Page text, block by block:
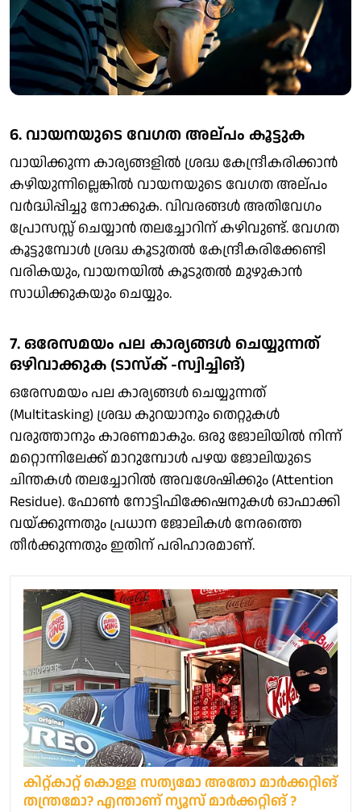
6. വായനയുടെ വേഗത അല്പം കൂട്ടുക
വായിക്കുന്ന കാര്യങ്ങളിൽ ശ്രദ്ധ കേന്ദ്രീകരിക്കാൻ
കഴിയുന്നില്ലെങ്കിൽ വായനയുടെ വേഗത അല്പം
വർദ്ധിപ്പിച്ചു നോക്കുക. വിവരങ്ങൾ അതിവേഗം
പ്രോസസ്സ് ചെയ്യാൻ തലച്ചോറിന് കഴിവുണ്ട്. വേഗത
കൂട്ടുമ്പോൾ ശ്രദ്ധ കൂടുതൽ കേന്ദ്രീകരിക്കേണ്ടി
വരികയും, വായനയിൽ കൂടുതൽ മുഴുകാൻ
സാധിക്കുകയും ചെയ്യും.
7. ഒരേസമയം പല കാര്യങ്ങൾ ചെയ്യുന്നത്
ഒഴിവാക്കുക (ടാസ്ക് -സ്വിച്ചിങ്)
ഒരേസമയം പല കാര്യങ്ങൾ ചെയ്യുന്നത്
(Multitasking) ശ്രദ്ധ കുറയാനും തെറ്റുകൾ
വരുത്താനും കാരണമാകും. ഒരു ജോലിയിൽ നിന്ന്
മറ്റൊന്നിലേക്ക് മാറുമ്പോൾ പഴയ ജോലിയുടെ
ചിന്തകൾ തലച്ചോറിൽ അവശേഷിക്കും (Attention
Residue). ഫോൺ നോട്ടിഫിക്കേഷനുകൾ ഓഫാക്കി
വയ്ക്കുന്നതും പ്രധാന ജോലികൾ നേരത്തെ
തീർക്കുന്നതും ഇതിന് പരിഹാരമാണ്.
കിറ്റ്കാറ്റ് കൊള്ള സത്യമോ അതോ മാർക്കറ്റിങ്
തന്ത്രമോ? എന്താണ് ന്യൂസ് മാർക്കറ്റിങ് ?